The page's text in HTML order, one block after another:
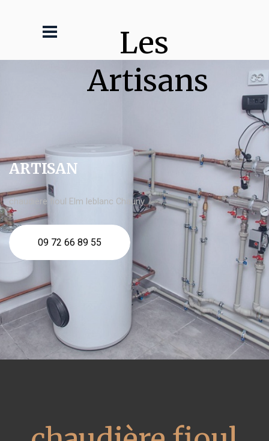
Les
Artisans
ARTISAN
chaudière fioul Elm leblanc Chauny
09 72 66 89 55